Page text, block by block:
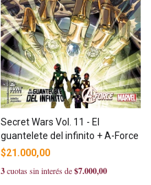
Secret Wars Vol. 11 - El
guantelete del infinito + A-Force
$21.000,00
3cuotas sin interés de$7.000,00